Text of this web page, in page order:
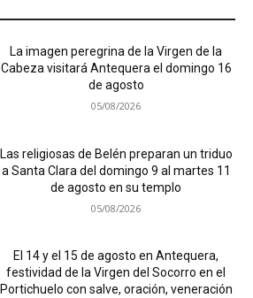
La imagen peregrina de la Virgen de la
Cabeza visitará Antequera el domingo 16
de agosto
05/08/2026
Las religiosas de Belén preparan un triduo
a Santa Clara del domingo 9 al martes 11
de agosto en su templo
05/08/2026
El 14 y el 15 de agosto en Antequera,
festividad de la Virgen del Socorro en el
Portichuelo con salve, oración, veneración